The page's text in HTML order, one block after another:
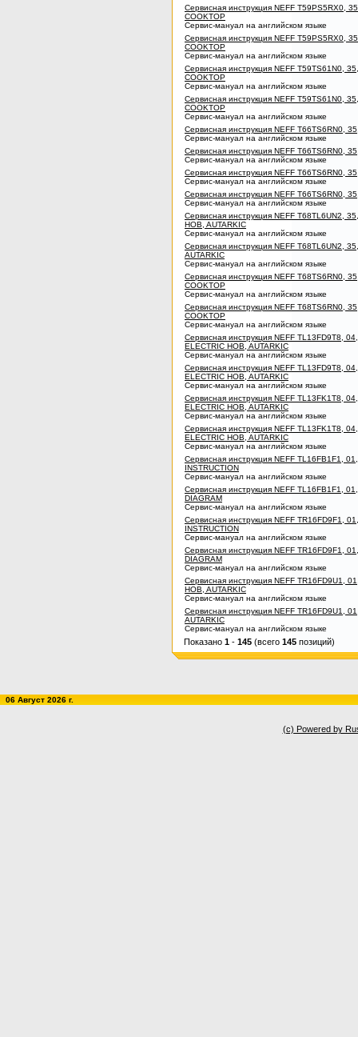
Сервисная инструкция NEFF T59PS5RX0,
COOKTOP
Сервис-мануал на английском языке
Сервисная инструкция NEFF T59PS5RX0,
COOKTOP
Сервис-мануал на английском языке
Сервисная инструкция NEFF T59TS61N0,
COOKTOP
Сервис-мануал на английском языке
Сервисная инструкция NEFF T59TS61N0,
COOKTOP
Сервис-мануал на английском языке
Сервисная инструкция NEFF T66TS6RN0,
Сервис-мануал на английском языке
Сервисная инструкция NEFF T66TS6RN0,
Сервис-мануал на английском языке
Сервисная инструкция NEFF T66TS6RN0,
Сервис-мануал на английском языке
Сервисная инструкция NEFF T66TS6RN0,
Сервис-мануал на английском языке
Сервисная инструкция NEFF T68TL6UN2,
HOB, AUTARKIC
Сервис-мануал на английском языке
Сервисная инструкция NEFF T68TL6UN2,
AUTARKIC
Сервис-мануал на английском языке
Сервисная инструкция NEFF T68TS6RN0,
COOKTOP
Сервис-мануал на английском языке
Сервисная инструкция NEFF T68TS6RN0,
COOKTOP
Сервис-мануал на английском языке
Сервисная инструкция NEFF TL13FD9T8,
ELECTRIC HOB, AUTARKIC
Сервис-мануал на английском языке
Сервисная инструкция NEFF TL13FD9T8,
ELECTRIC HOB, AUTARKIC
Сервис-мануал на английском языке
Сервисная инструкция NEFF TL13FK1T8,
ELECTRIC HOB, AUTARKIC
Сервис-мануал на английском языке
Сервисная инструкция NEFF TL13FK1T8,
ELECTRIC HOB, AUTARKIC
Сервис-мануал на английском языке
Сервисная инструкция NEFF TL16FB1F1,
INSTRUCTION
Сервис-мануал на английском языке
Сервисная инструкция NEFF TL16FB1F1,
DIAGRAM
Сервис-мануал на английском языке
Сервисная инструкция NEFF TR16FD9F1,
INSTRUCTION
Сервис-мануал на английском языке
Сервисная инструкция NEFF TR16FD9F1,
DIAGRAM
Сервис-мануал на английском языке
Сервисная инструкция NEFF TR16FD9U1,
HOB, AUTARKIC
Сервис-мануал на английском языке
Сервисная инструкция NEFF TR16FD9U1,
AUTARKIC
Сервис-мануал на английском языке
Показано 1 - 145 (всего 145 позиций)
06 Август 2026 г.
(c) Powered by